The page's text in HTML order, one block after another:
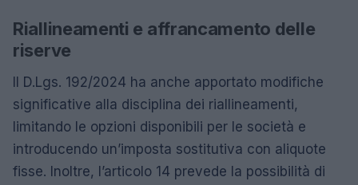
Riallineamenti e affrancamento delle
riserve
Il D.Lgs. 192/2024 ha anche apportato modifiche
significative alla disciplina dei riallineamenti,
limitando le opzioni disponibili per le società e
introducendo un’imposta sostitutiva con aliquote
fisse. Inoltre, l’articolo 14 prevede la possibilità di